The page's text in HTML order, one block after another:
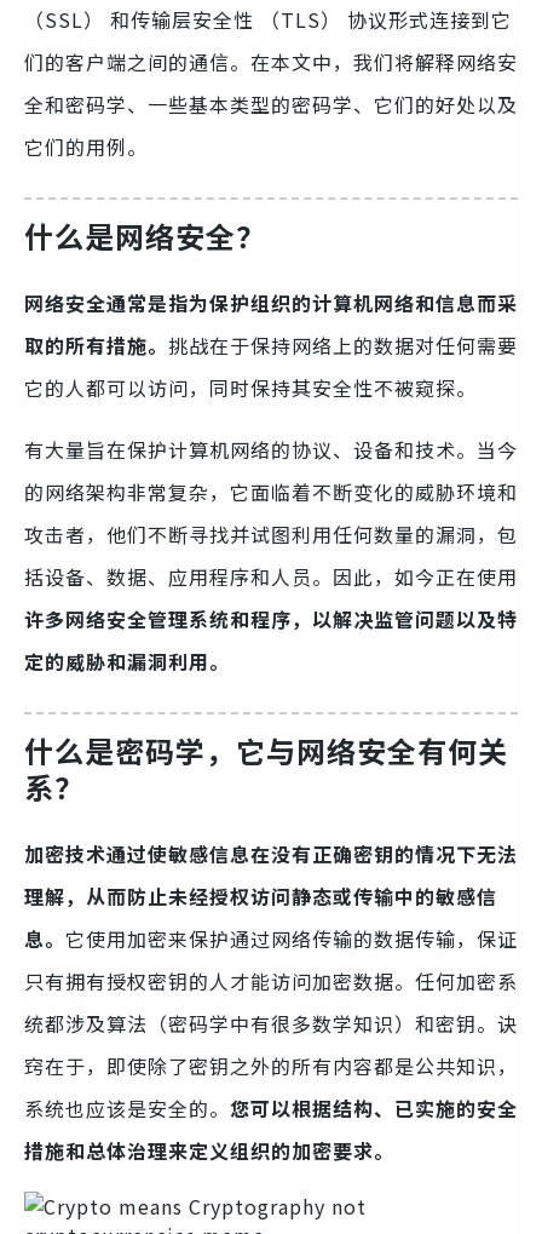
（SSL） 和传输层安全性 （TLS） 协议形式连接到它
们的客户端之间的通信。在本文中，我们将解释网络安
全和密码学、一些基本类型的密码学、它们的好处以及
它们的用例。
什么是网络安全？
网络安全通常是指为保护组织的计算机网络和信息而采
取的所有措施。 挑战在于保持网络上的数据对任何需要
它的人都可以访问，同时保持其安全性不被窥探。
有大量旨在保护计算机网络的协议、设备和技术。当今
的网络架构非常复杂，它面临着不断变化的威胁环境和
攻击者，他们不断寻找并试图利用任何数量的漏洞，包
括设备、数据、应用程序和人员。因此，如今正在使用
许多网络安全管理系统和程序，以解决监管问题以及特
定的威胁和漏洞利用。
什么是密码学，它与网络安全有何关
系？
加密技术通过使敏感信息在没有正确密钥的情况下无法
理解，从而防止未经授权访问静态或传输中的敏感信
息。 它使用加密来保护通过网络传输的数据传输，保证
只有拥有授权密钥的人才能访问加密数据。任何加密系
统都涉及算法（密码学中有很多数学知识）和密钥。诀
窍在于，即使除了密钥之外的所有内容都是公共知识，
系统也应该是安全的。 您可以根据结构、已实施的安全
措施和总体治理来定义组织的加密要求。